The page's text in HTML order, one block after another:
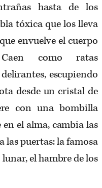
hasta de los
tóxica que los lleva
envuelve el cuerpo
como ratas
escupiendo
desde un cristal de
con una bombilla
el alma, cambia las
puertas: la famosa
el hambre de los